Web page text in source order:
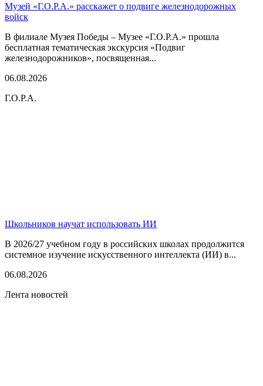
Музей «Г.О.Р.А.» расскажет о подвиге железнодорожных
войск
В филиале Музея Победы – Музее «Г.О.Р.А.» прошла
бесплатная тематическая экскурсия «Подвиг
железнодорожников», посвященная...
06.08.2026
Г.О.Р.А.
Школьников научат использовать ИИ
В 2026/27 учебном году в российских школах продолжится
системное изучение искусственного интеллекта (ИИ) в...
06.08.2026
Лента новостей